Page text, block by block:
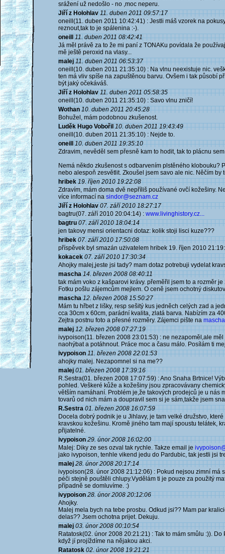
srážení už nedošlo - no ,moc neperu.
Jiří z Holohlav 11. duben 2011 09:57:17
oneill(11. duben 2011 10:42:41) : Jestli máš vzorek na
reznout,tak to je spálenina :-).
oneill 11. duben 2011 08:42:41
Já měl právě za to že mi paní z TONAKu povídala že
mě ještě peroxid na vlasy...
malej 11. duben 2011 06:53:37
oneill(10. duben 2011 21:35:10) : Na vlnu neexistuje nic.
ten má vliv spíše na zapuštěnou barvu. Ovšem i tak působí
být jaký očekáváš.
Jiří z Holohlav 11. duben 2011 05:58:35
oneill(10. duben 2011 21:35:10) : Savo vlnu zničí!
Wothan 10. duben 2011 20:45:28
Bohužel, mám podobnou zkušenost.
Luděk Hugo Vobořil 10. duben 2011 19:43:49
oneill(10. duben 2011 21:35:10) : Nejde to.
oneill 10. duben 2011 19:35:10
Zdravim, nevěděl sem přesně kam to hodit, tak to plácnu
Nemá někdo zkušenost s odbarvením plstěného
nebo alespoň zesvětlit. Zkoušel jsem savo ale nic. Něčím by
hribek 19. říjen 2010 19:22:08
Zdravím, mám doma dvě nepříliš používané ovčí kožešiny.
více informací na sindor@seznam.cz
Jiří z Holohlav 07. září 2010 18:27:17
bagtru(07. září 2010 20:04:14) : www.livinghistory.cz...
bagtru 07. září 2010 18:04:14
jen takovy mensi orientacni dotaz: kolik stoji lisci kuze???
hribek 07. září 2010 17:50:08
příspěvek byl smazán użivatelem hribek 19. říjen 2010
kokacek 07. září 2010 17:30:34
Ahojky malej,jeste jsi tady? mam dotaz potrebuji vydelat
mascha 14. březen 2008 08:40:11
tak mám voko z kašparovi krávy. přeměřil jsem to a rozměr je
Fotku pošlu zájemcům mejlem. O ceně jsem ochotný
mascha 12. březen 2008 15:50:27
Mám tu hřbet z lišky, resp sešitý kus jedněch celých zad a
cca 30cm x 60cm, parádní kvalita, zlatá barva. Nabízím za
Zejtra postnu foto a přesné rozměry. Zájemci pište na
malej 12. březen 2008 07:27:19
ivypoison(11. březen 2008 23:01:53) : ne nezapoměl,ale
naohýbat a potáhnout. Práce moc a času málo. Posílám ti
ivypoison 11. březen 2008 22:01:53
ahojky malej. Nezapomnel si na me??
malej 01. březen 2008 17:39:16
R.Sestra(01. březen 2008 17:07:59) : Ano Snaha Brtnice!
pohled. Veškeré kůže a kožešiny jsou zpracovávany
větším namáhaní. Problém je,že takových prodejců je u nás
tovarů od nich mám a doupravil sem si je sám,takže jsem
R.Sestra 01. březen 2008 16:07:59
Docela dobrý podnik je u Jihlavy, je tam velké družstvo,
kravskou kožešinu. Kromě jiného tam mají spoustu telátek,
přijatelné.
ivypoison 29. únor 2008 16:02:00
Malej: Diky ze ses ozval tak rychle. Takze email je
jako ivypoison, tenhle vikend jedu do Pardubic, tak jestli jsi
malej 28. únor 2008 20:17:14
ivypoison(28. únor 2008 21:12:06) : Pokud nejsou zimní má
péči stejně pouštěli chlupy.Vydělám ti je pouze za použitý
případně se domluvíme. :)
ivypoison 28. únor 2008 20:12:06
Ahojky.
Malej mela bych na tebe prosbu. Odkud jsi?? Mam par
delas?? Jsem ochotna prijet. Dekuju.
malej 03. únor 2008 00:10:54
Ratatosk(02. únor 2008 20:21:21) : Tak to mám smůlu :)).
když jí projíždíme na nějakou akci.
Ratatosk 02. únor 2008 19:21:21